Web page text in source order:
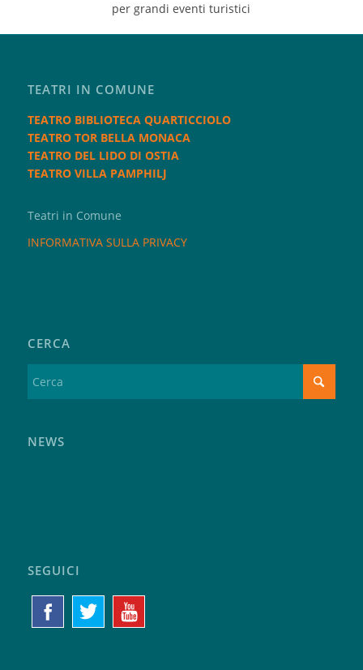
per grandi eventi turistici
TEATRI IN COMUNE
TEATRO BIBLIOTECA QUARTICCIOLO
TEATRO TOR BELLA MONACA
TEATRO DEL LIDO DI OSTIA
TEATRO VILLA PAMPHILJ
Teatri in Comune
INFORMATIVA SULLA PRIVACY
CERCA
NEWS
SEGUICI